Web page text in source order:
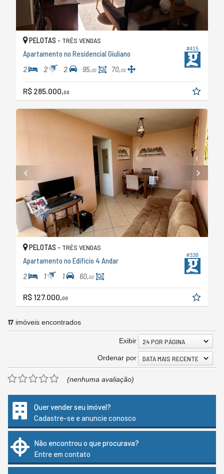
#415
PELOTAS - TRÊS VENDAS
Apartamento no Residencial Giuliano
2 2 2 95,00 70,00
R$ 285.000,00
#338
PELOTAS - TRÊS VENDAS
Apartamento no Edifício 4 Andar
2 1 1 60,00
R$ 127.000,00
17 imóveis encontrados
Exibir 24 POR PÁGINA
Ordenar por DATA MAIS RECENTE
(nenhuma avaliação)
Quer vender seu imóvel?
Cadastre-se e anuncie conosco
Não encontrou o que procurava?
Entre em contato